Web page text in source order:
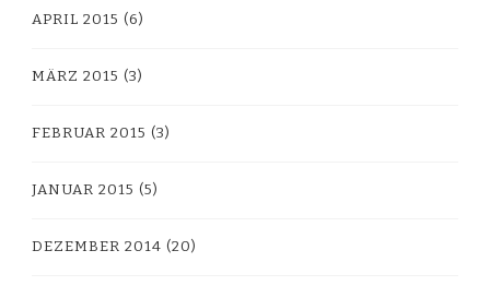
APRIL 2015 (6)
MÄRZ 2015 (3)
FEBRUAR 2015 (3)
JANUAR 2015 (5)
DEZEMBER 2014 (20)